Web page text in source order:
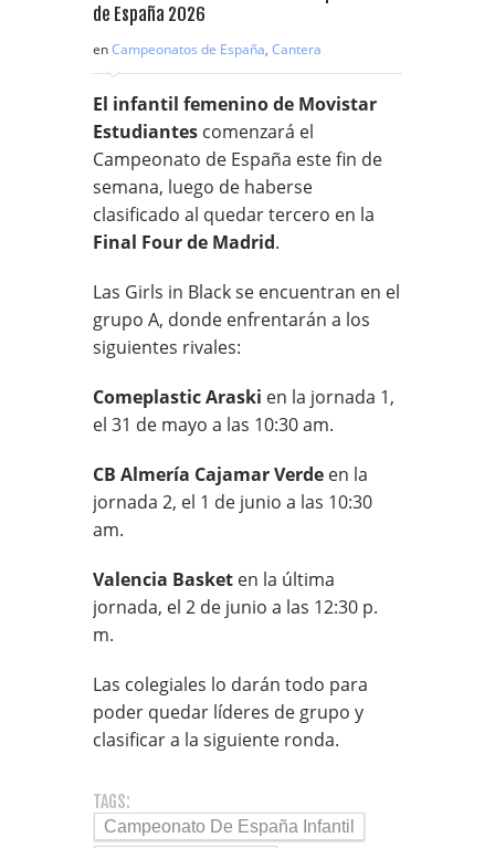
enCampeonatos de España, Cantera
El infantil femenino de Movistar
Estudiantes comenzará el
Campeonato de España este fin de
semana, luego de haberse
clasificado al quedar tercero en la
Final Four de Madrid.
Las Girls in Black se encuentran en el
grupo A, donde enfrentarán a los
siguientes rivales:
Comeplastic Araski en la jornada 1,
el 31 de mayo a las 10:30 am.
CB Almería Cajamar Verde en la
jornada 2, el 1 de junio a las 10:30
am.
Valencia Basket en la última
jornada, el 2 de junio a las 12:30 p.
m.
Las colegiales lo darán todo para
poder quedar líderes de grupo y
clasificar a la siguiente ronda.
TAGS:
Campeonato De España Infantil